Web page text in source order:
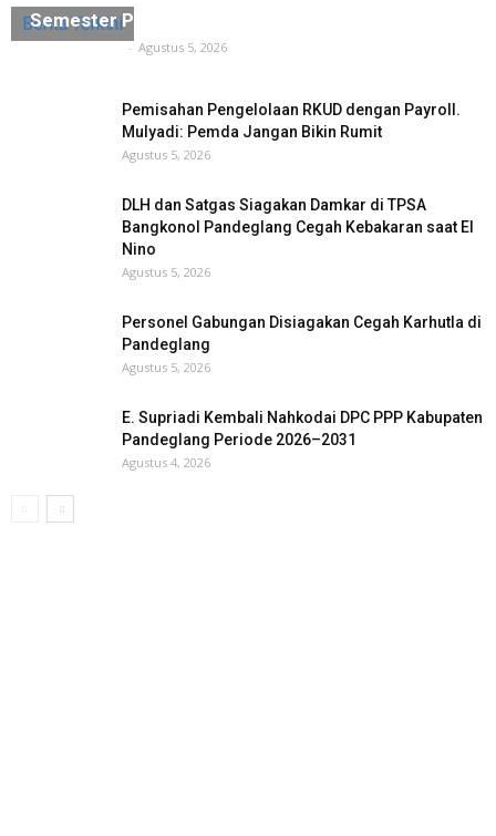
Berita Terkini
Semester Pertama 2026 Mencapai Target
- Agustus 5, 2026
Pemisahan Pengelolaan RKUD dengan Payroll.
Mulyadi: Pemda Jangan Bikin Rumit
Agustus 5, 2026
DLH dan Satgas Siagakan Damkar di TPSA
Bangkonol Pandeglang Cegah Kebakaran saat El
Nino
Agustus 5, 2026
Personel Gabungan Disiagakan Cegah Karhutla di
Pandeglang
Agustus 5, 2026
E. Supriadi Kembali Nahkodai DPC PPP Kabupaten
Pandeglang Periode 2026–2031
Agustus 4, 2026